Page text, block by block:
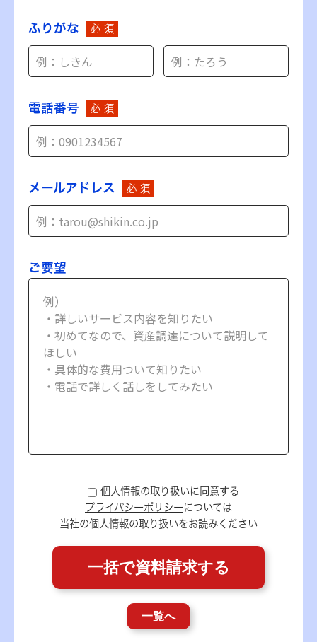
ふりがな 必 須
電話番号 必 須
メールアドレス 必 須
ご要望
個人情報の取り扱いに同意する
プライバシーポリシーについては
当社の個人情報の取り扱いをお読みください
一覧へ